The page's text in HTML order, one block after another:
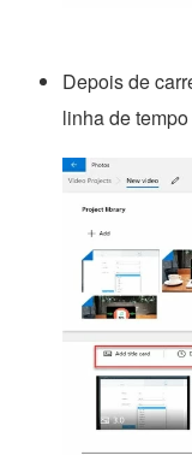
Depois de
linha de